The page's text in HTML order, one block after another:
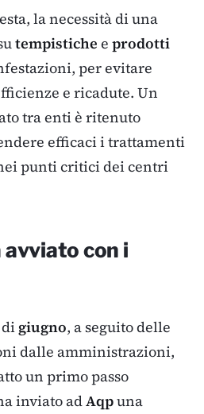
la necessità di una
tempistiche e prodotti
per evitare
e ricadute. Un
tra enti è ritenuto
efficaci i trattamenti
punti critici dei centri
avviato con i
giugno, a seguito delle
dalle amministrazioni,
un primo passo
inviato adAqpuna